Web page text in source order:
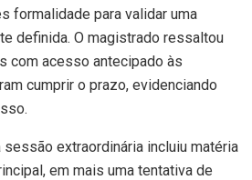
formalidade para validar uma
definida. O magistrado ressaltou
com acesso antecipado às
cumprir o prazo, evidenciando
extraordinária incluiu matéria
em mais uma tentativa de